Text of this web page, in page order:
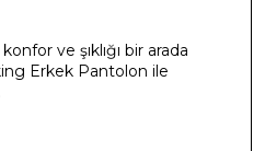
ve şıklığı bir arada
Erkek Pantolon ile